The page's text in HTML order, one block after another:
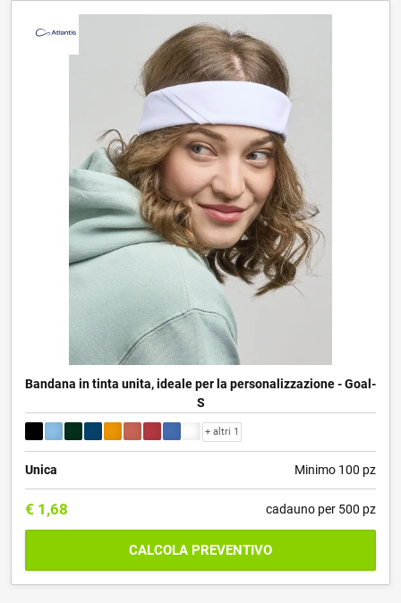
Bandana in tinta unita, ideale per la personalizzazione - Goal-
S
+ altri 1
Unica Minimo 100 pz
€ 1,68 cadauno per 500 pz
CALCOLA PREVENTIVO